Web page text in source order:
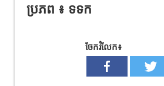
ប្រភព ៖ ទទក
ចែករំលែក៖